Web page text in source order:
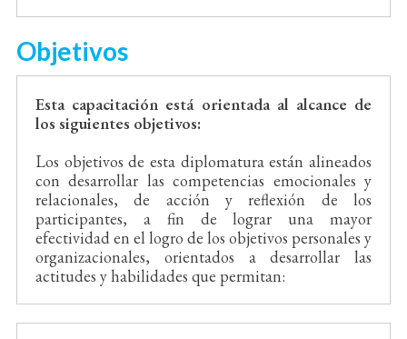
Objetivos
Esta capacitación está orientada al alcance de
los siguientes objetivos:
Los objetivos de esta diplomatura están alineados
con desarrollar las competencias emocionales y
relacionales, de acción y reflexión de los
participantes, a fin de lograr una mayor
efectividad en el logro de los objetivos personales y
organizacionales, orientados a desarrollar las
actitudes y habilidades que permitan: